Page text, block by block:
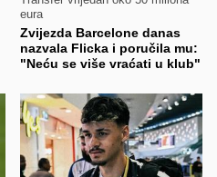
eura
Zvijezda Barcelone danas
nazvala Flicka i poručila mu:
"Neću se više vraćati u klub"